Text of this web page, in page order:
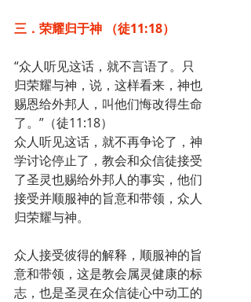
三．荣耀归于神 （徒11:18）
“众人听见这话，就不言语了。只
归荣耀与神，说，这样看来，神也
赐恩给外邦人，叫他们悔改得生命
了。”（徒11:18）
众人听见这话，就不再争论了，神
学讨论停止了，教会和众信徒接受
了圣灵也赐给外邦人的事实，他们
接受并顺服神的旨意和带领，众人
归荣耀与神。
众人接受彼得的解释，顺服神的旨
意和带领，这是教会属灵健康的标
志，也是圣灵在众信徒心中动工的